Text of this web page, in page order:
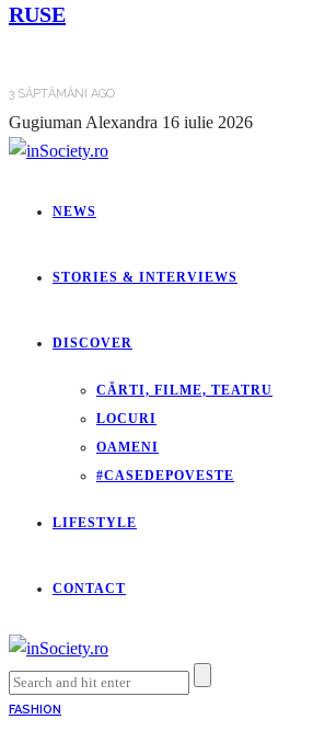
RUSE
3 SĂPTĂMÂNI AGO
Gugiuman Alexandra 16 iulie 2026
NEWS
STORIES & INTERVIEWS
DISCOVER
CĂRTI, FILME, TEATRU
LOCURI
OAMENI
#CASEDEPOVESTE
LIFESTYLE
CONTACT
FASHION